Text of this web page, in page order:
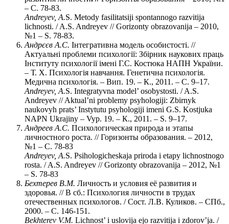
– C. 78-83.
Andreyev, A.S. Metody fasilitatsiji spontannogo razvitija
lichnosti. / A.S. Andreyev // Gorizonty obrazovanija – 2010,
№1 – S. 78-83.
Андрєєв А.С. Інтегративна модель особистості. //
Актуальні проблеми психології: Збірник наукових праць
Інституту психології імені Г.С. Костюка НАПН України.
– Т. Х. Психологія навчання. Генетична психологія.
Медична психологія. – Вип. 19. – К., 2011. – С. 9–17.
Andreyev, A.S. Integratyvna model’ osobystosti. / A.S.
Andreyev // Aktual’ni problemy psyhologiji: Zbirnyk
naukovyh prats’ Instytutu psyhologiji imeni G.S. Kostjuka
NAPN Ukrajiny – Vyp. 19. – К., 2011. – S. 9–17.
Андреев А.С. Психологическая природа и этапы
личностного роста. // Горизонты образования. – 2012,
№1 – C. 78-83
Andreyev, A.S. Psihologicheskaja priroda i etapy lichnostnogo
rosta. / A.S. Andreyev // Gorizonty obrazovanija – 2012, №1
– S. 78-83
Бехтерев В.М. Личность и условия её развития и
здоровья. // В сб.: Психология личности в трудах
отечественных психологов. / Сост. Л.В. Куликов. – СПб.,
2000. – С. 146-151.
Bekhterev V.M. Lichnost’ i uslovija ejo razvitija i zdorov’ja. /